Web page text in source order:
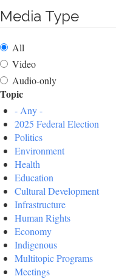
Media Type
All
Video
Audio-only
Topic
- Any -
2025 Federal Election
Politics
Environment
Health
Education
Cultural Development
Infrastructure
Human Rights
Economy
Indigenous
Multitopic Programs
Meetings